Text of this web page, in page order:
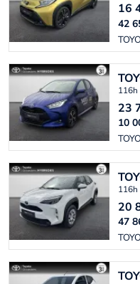
16
42
116h
23
10
116h
20
47